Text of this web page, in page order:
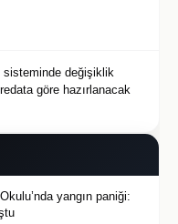
sisteminde değişiklik
göre hazırlanacak
yangın paniği: